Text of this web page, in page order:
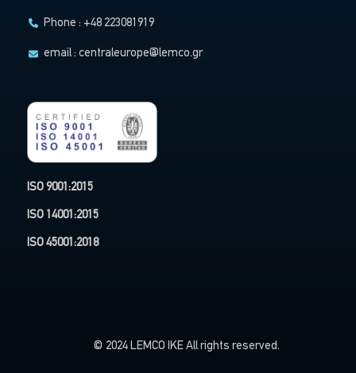
Phone : +48 223081919
email :centraleurope@lemco.gr
ISO 9001:2015
ISO 14001:2015
ISO 45001:2018
© 2024 LEMCO IKE All rights reserved.